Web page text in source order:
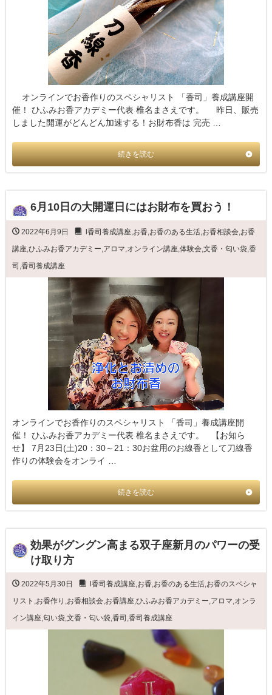
オンラインでお香作りのスペシャリスト 「香司」養成講座開
催！ ひふみお香アカデミー代表 椎名まさえです。 昨日、販売
しました開運がどんどん加速する！お財布香は 完売 …
続きを読む
6月10日の大開運日にはお財布を買おう！
2022年6月9日 l香司養成講座,お香,お香のある生活,お香相談会,お香
講座,ひふみお香アカデミー,アロマ,オンライン講座,体験会,文香・匂い袋,香
司 ,香司養成講座
オンラインでお香作りのスペシャリスト 「香司」養成講座開
催！ ひふみお香アカデミー代表 椎名まさえです。 【お知ら
せ】 7月23日(土)20：30～21：30お盆用のお線香として刀線香
作りの体験会をオンライ …
続きを読む
効果がグングン高まる双子座新月のパワーの受
け取り方
2022年5月30日 l香司養成講座,お香,お香のある生活,お香のスペシャ
リスト ,お香作り ,お香相談会,お香講座,ひふみお香アカデミー,アロマ,オンラ
イン講座,匂い袋,文香・匂い袋,香司 ,香司養成講座